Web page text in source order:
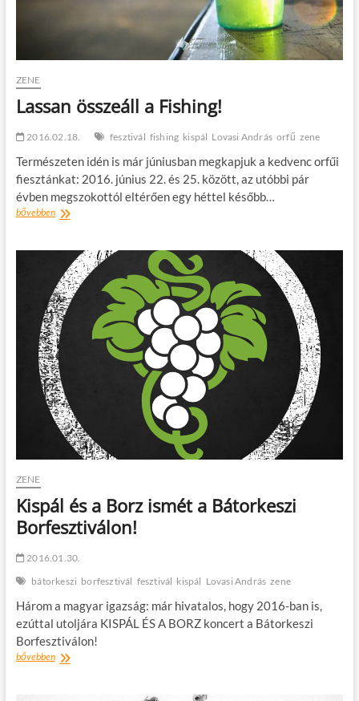
ZENE
Lassan összeáll a Fishing!
2016.02.18. fesztivál fishing kispál Lovasi András orfű zene
Természeten idén is már júniusban megkapjuk a kedvenc orfűi
fiesztánkat: 2016. június 22. és 25. között, az utóbbi pár
évben megszokottól eltérően egy héttel később…
bővebbenLassan
Fishing!
ZENE
Kispál és a Borz ismét a Bátorkeszi
Borfesztiválon!
2016.01.30.
bátorkeszi borfesztivál fesztivál kispál Lovasi András zene
Három a magyar igazság: már hivatalos, hogy 2016-ban is,
ezúttal utoljára KISPÁL ÉS A BORZ koncert a Bátorkeszi
Borfesztiválon!
bővebbenKispál